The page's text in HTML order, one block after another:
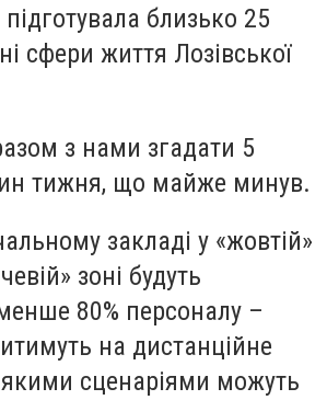
близько 25
сфери життя Лозівської
з нами згадати 5
тижня, що майже минув.
закладі у «жовтій»
зоні будуть
80% персоналу –
на дистанційне
сценаріями можуть